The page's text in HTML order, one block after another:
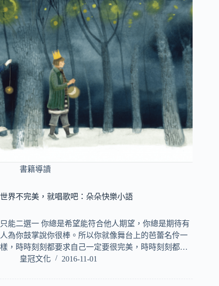
書籍導讀
世界不完美，就唱歌吧：朵朵快樂小語
只能二選一 你總是希望能符合他人期望，你總是期待有
人為你鼓掌說你很棒。所以你就像舞台上的芭蕾名伶一
樣，時時刻刻都要求自己一定要很完美，時時刻刻都…
皇冠文化
2016-11-01